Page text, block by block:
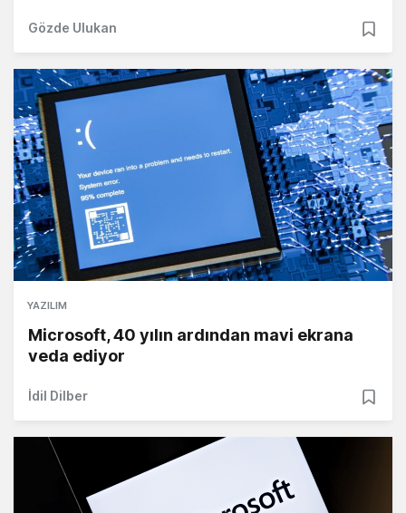
Gözde Ulukan
YAZILIM
Microsoft, 40 yılın ardından mavi ekrana
veda ediyor
İdil Dilber